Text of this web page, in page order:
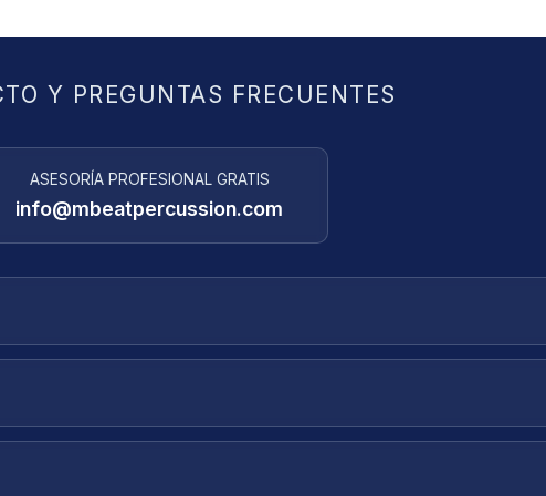
Y PREGUNTAS FRECUENTES
ASESORÍA PROFESIONAL GRATIS
info@mbeatpercussion.com
términos y condiciones describen las reglas y regulaciones para el
de Chile.
por medio de la empresaStarkena domicilio u oficina, en un plazo
del pago.